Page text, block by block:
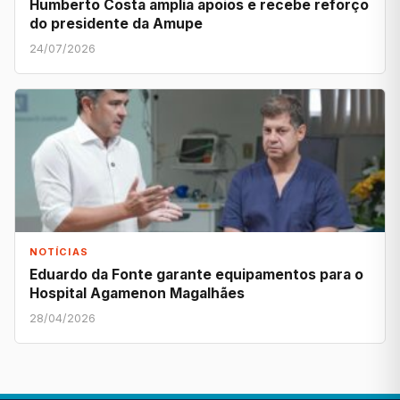
Humberto Costa amplia apoios e recebe reforço
do presidente da Amupe
24/07/2026
NOTÍCIAS
Eduardo da Fonte garante equipamentos para o
Hospital Agamenon Magalhães
28/04/2026